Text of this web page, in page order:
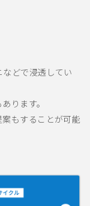
どで浸透してい
ります。
もすることが可能